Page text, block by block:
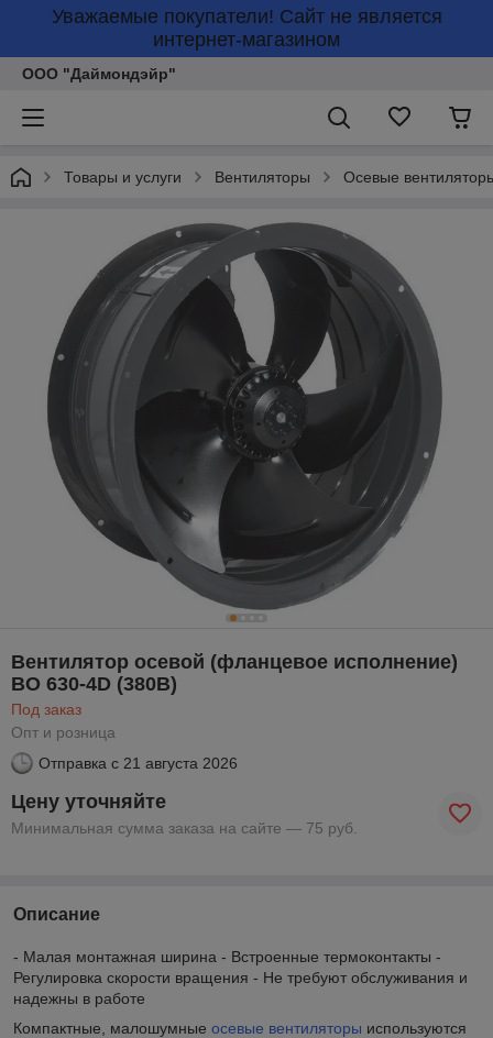
Уважаемые покупатели! Сайт не является
интернет-магазином
ООО "Даймондэйр"
Товары и услуги Вентиляторы Осевые
Вентилятор осевой (фланцевое исполнение)
ВО 630-4D (380В)
Под заказ
Опт и розница
Отправка с 21 августа 2026
Цену уточняйте
Минимальная сумма заказа на сайте — 75 руб.
Описание
- Малая монтажная ширина - Встроенные термоконтакты -
Регулировка скорости вращения - Не требуют обслуживания и
надежны в работе
Компактные, малошумные осевые вентиляторы используются